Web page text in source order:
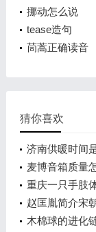
挪动怎么说
tease造句
茼蒿正确读音
猜你喜欢
济南供暖时间
麦博音箱质量
重庆一只手肢
赵匡胤简介宋
木棉球的进化